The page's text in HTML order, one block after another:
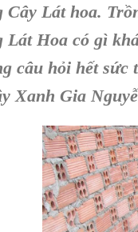
Cây Lát hoa.
Lát Hoa có gì
câu hỏi hết sức
Xanh Gia